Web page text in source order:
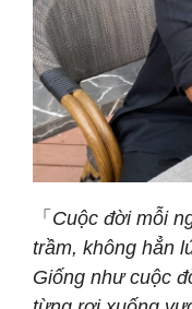
「 Cuộc đời mỗi
trầm, không hẳn
Giống như cuộc